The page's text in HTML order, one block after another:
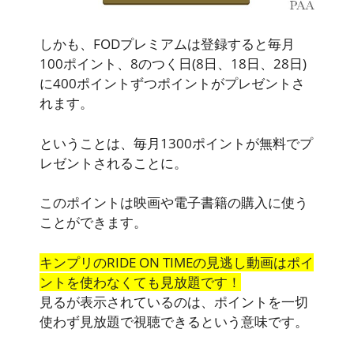
しかも、FODプレミアムは登録すると毎月
100ポイント、8のつく日(8日、18日、28日)
に400ポイントずつポイントがプレゼントさ
れます。
ということは、毎月1300ポイントが無料でプ
レゼントされることに。
このポイントは映画や電子書籍の購入に使う
ことができます。
キンプリのRIDE ON TIMEの見逃し動画はポイ
ントを使わなくても見放題です！
見るが表示されているのは、 ポイントを一切
使わず見放題で視聴できるという意味です。